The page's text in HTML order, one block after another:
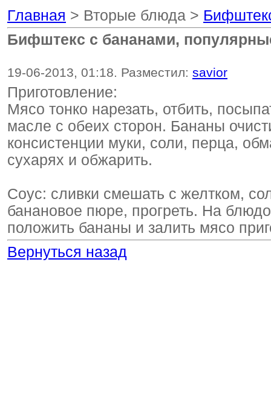
Главная > Вторые блюда >
Бифштекс с бананами,
19-06-2013, 01:18. Разместил: savior
Приготовление:
Мясо тонко нарезать, отбить,
масле с обеих сторон. Бананы
консистенции муки, соли, перца,
сухарях и обжарить.
Соус: сливки смешать с желтком,
банановое пюре, прогреть. На
положить бананы и залить мясо
Вернуться назад